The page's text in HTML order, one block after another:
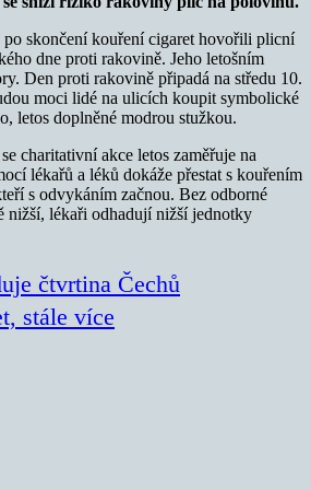
skončení kouření cigaret hovořili plicní
dne proti rakovině. Jeho letošním
Den proti rakovině připadá na středu 10.
moci lidé na ulicích koupit symbolické
letos doplněné modrou stužkou.
charitativní akce letos zaměřuje na
lékařů a léků dokáže přestat s kouřením
s odvykáním začnou. Bez odborné
nižší, lékaři odhadují nižší jednotky
čtvrtina Čechů
stále více